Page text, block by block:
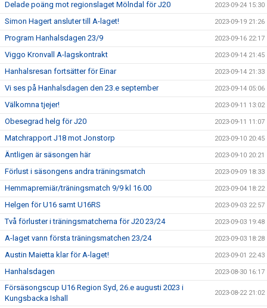
Delade poäng mot regionslaget Mölndal för J20 2023-09-24 15:30
Simon Hagert ansluter till A-laget! 2023-09-19 21:26
Program Hanhalsdagen 23/9 2023-09-16 22:17
Viggo Kronvall A-lagskontrakt 2023-09-14 21:45
Hanhalsresan fortsätter för Einar 2023-09-14 21:33
Vi ses på Hanhalsdagen den 23.e september 2023-09-14 05:06
Välkomna tjejer! 2023-09-11 13:02
Obesegrad helg för J20 2023-09-11 11:07
Matchrapport J18 mot Jonstorp 2023-09-10 20:45
Äntligen är säsongen här 2023-09-10 20:21
Förlust i säsongens andra träningsmatch 2023-09-09 18:33
Hemmapremiär/träningsmatch 9/9 kl 16.00 2023-09-04 18:22
Helgen för U16 samt U16RS 2023-09-03 22:57
Två förluster i träningsmatcherna för J20 23/24 2023-09-03 19:48
A-laget vann första träningsmatchen 23/24 2023-09-03 18:28
Austin Maietta klar för A-laget! 2023-09-01 22:43
Hanhalsdagen 2023-08-30 16:17
Försäsongscup U16 Region Syd, 26.e augusti 2023 i
Kungsbacka Ishall
2023-08-22 21:02